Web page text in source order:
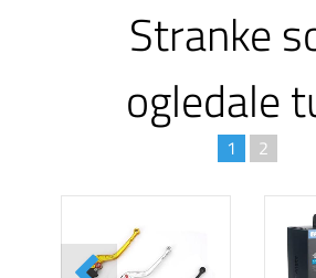
Stranke
ogledale
1 2